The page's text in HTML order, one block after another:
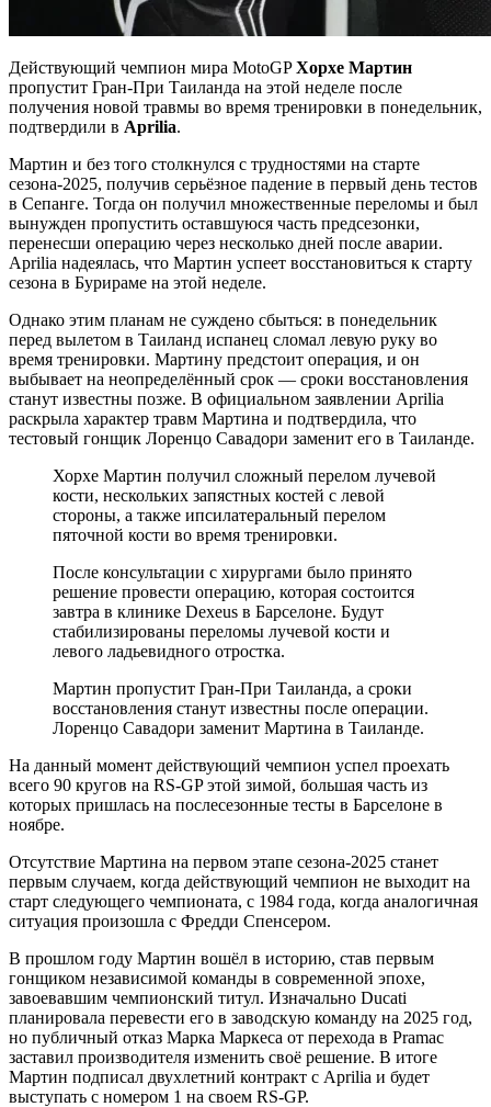
Действующий чемпион мира MotoGPХорхе Мартин
пропустит Гран-При Таиланда на этой неделе после
получения новой травмы во время тренировки в понедельник,
подтвердили в Aprilia.
Мартин и без того столкнулся с трудностями на старте
сезона-2025, получив серьёзное падение в первый день тестов
в Сепанге. Тогда он получил множественные переломы и был
вынужден пропустить оставшуюся часть предсезонки,
перенесши операцию через несколько дней после аварии.
Aprilia надеялась, что Мартин успеет восстановиться к старту
сезона в Бурираме на этой неделе.
Однако этим планам не суждено сбыться: в понедельник
перед вылетом в Таиланд испанец сломал левую руку во
время тренировки. Мартину предстоит операция, и он
выбывает на неопределённый срок — сроки восстановления
станут известны позже. В официальном заявлении Aprilia
раскрыла характер травм Мартина и подтвердила, что
тестовый гонщик Лоренцо Савадори заменит его в Таиланде.
Хорхе Мартин получил сложный перелом лучевой
кости, нескольких запястных костей с левой
стороны, а также ипсилатеральный перелом
пяточной кости во время тренировки.
После консультации с хирургами было принято
решение провести операцию, которая состоится
завтра в клинике Dexeus в Барселоне. Будут
стабилизированы переломы лучевой кости и
левого ладьевидного отростка.
Мартин пропустит Гран-При Таиланда, а сроки
восстановления станут известны после операции.
Лоренцо Савадори заменит Мартина в Таиланде.
На данный момент действующий чемпион успел проехать
всего 90 кругов на RS-GP этой зимой, большая часть из
которых пришлась на послесезонные тесты в Барселоне в
ноябре.
Отсутствие Мартина на первом этапе сезона-2025 станет
первым случаем, когда действующий чемпион не выходит на
старт следующего чемпионата, с 1984 года, когда аналогичная
ситуация произошла с Фредди Спенсером.
В прошлом году Мартин вошёл в историю, став первым
гонщиком независимой команды в современной эпохе,
завоевавшим чемпионский титул. Изначально Ducati
планировала перевести его в заводскую команду на 2025 год,
но публичный отказ Марка Маркеса от перехода в Pramac
заставил производителя изменить своё решение. В итоге
Мартин подписал двухлетний контракт с Aprilia и будет
выступать с номером 1 на своем RS-GP.